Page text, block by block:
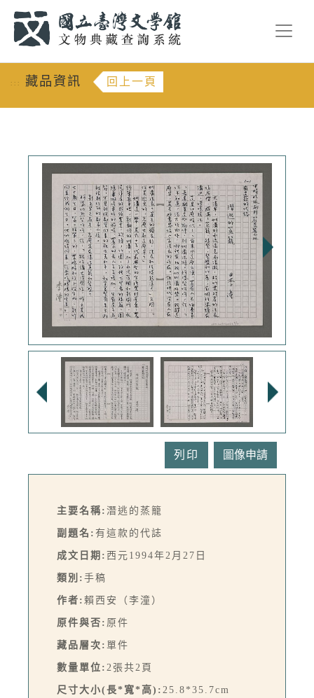
::: 藏品資訊 回上一頁
列印
主要名稱: 潛逃的蒸籠
副題名: 有這款的代誌
成文日期: 西元1994年2月27日
類別: 手稿
作者: 賴西安（李潼）
原件與否: 原件
藏品層次: 單件
數量單位: 2張共2頁
尺寸大小(長*寬*高): 25.8*35.7cm